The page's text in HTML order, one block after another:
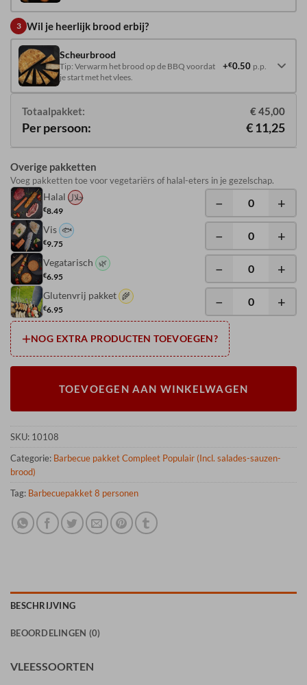
Kruiden crème.
3 Wil je heerlijk brood erbij?
Scheurbrood
Tip: Verwarm het brood op de BBQ voordat
je start met het vlees.
+€0.50 p.p.
Totaalpakket: € 45,00
Per persoon: € 11,25
Overige pakketten
Voeg pakketten toe voor vegetariërs of halal-eters in je gezelschap.
Halal حلال
€8.49 − +
Vis 🐟
€9.75 − +
Vegatarisch 🌿
€6.95 − +
Glutenvrij pakket 🌾
€6.95 − +
NOG EXTRA PRODUCTEN TOEVOEGEN?
TOEVOEGEN AAN WINKELWAGEN
SKU: 10108
Categorie: Barbecue pakket Compleet Populair (Incl. salades-sauzen-
brood)
Tag: Barbecuepakket 8 personen
BESCHRIJVING
BEOORDELINGEN (0)
VLEESSOORTEN